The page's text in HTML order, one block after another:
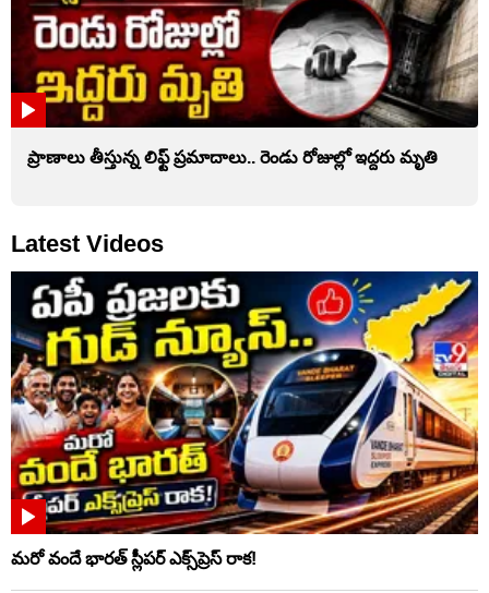
ప్రాణాలు తీస్తున్న లిఫ్ట్‌ ప్రమాదాలు.. రెండు రోజుల్లో ఇద్దరు మృతి
Latest Videos
మరో వందే భారత్ స్లీపర్ ఎక్స్‌ప్రెస్ రాక!